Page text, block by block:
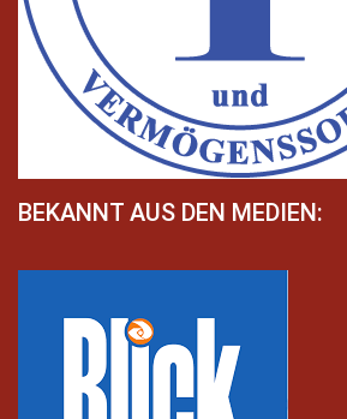
BEKANNT AUS DEN MEDIEN: